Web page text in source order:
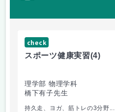
check
スポーツ健康実習(4)
理学部 物理学科
橋下有子先生
持久走、ヨガ、筋トレの3分野...